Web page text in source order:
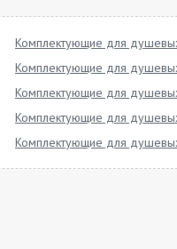
Комплектующие для
Комплектующие для
Комплектующие для
Комплектующие для
Комплектующие для